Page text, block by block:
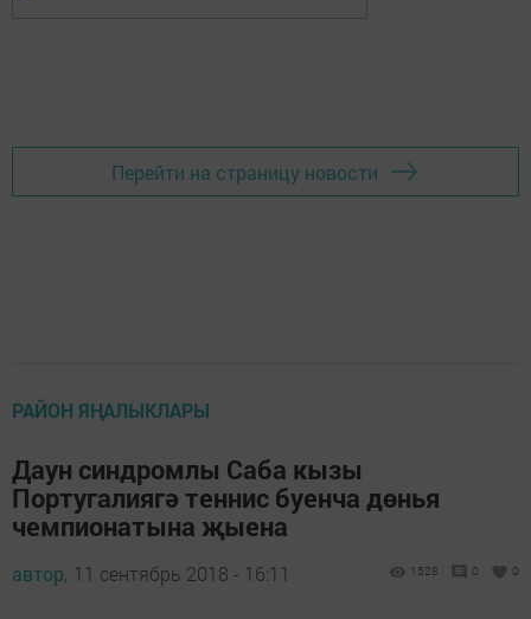
Перейти на страницу новости
РАЙОН ЯҢАЛЫКЛАРЫ
Даун синдромлы Саба кызы
Португалиягә теннис буенча дөнья
чемпионатына җыена
автор, 11 сентябрь 2018 - 16:11 1528 0 0